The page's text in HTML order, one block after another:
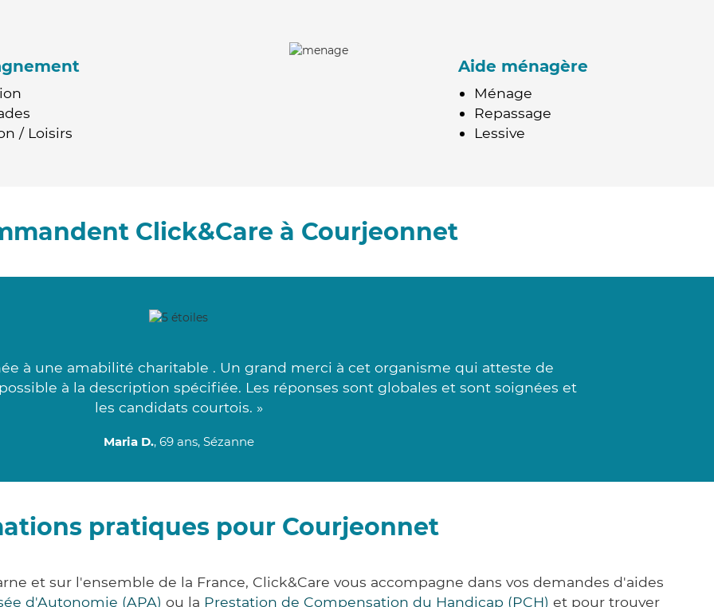
/ Loisirs
Aide ménagère
Ménage
Repassage
Lessive
Click&Care à Courjeonnet
à une amabilité charitable . Un grand merci à cet organisme qui atteste de
à la description spécifiée. Les réponses sont globales et sont soignées et
les candidats courtois. »
Maria D., 69 ans, Sézanne
pratiques pour Courjeonnet
et sur l'ensemble de la France, Click&Care vous accompagne dans vos demandes d'aides
d'Autonomie (APA) ou la Prestation de Compensation du Handicap (PCH) et pour trouver